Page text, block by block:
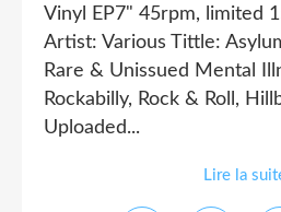
Vinyl EP7" 45rpm, limited
Artist: Various Tittle:
Rare & Unissued Mental
Rockabilly, Rock & Roll,
Uploaded...
Lire la